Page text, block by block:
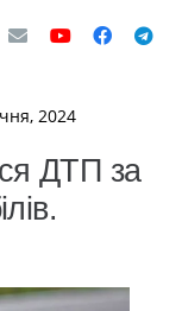
2024
ДТП за